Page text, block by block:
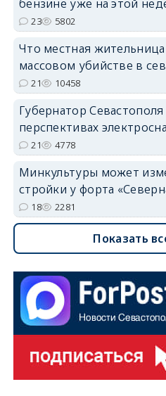
бензине уже на этой
23 5802
Что местная жительница
массовом убийстве в
21 10458
Губернатор Севастополя
перспективах
21 4778
Минкультуры может
стройки у форта
18 2281
Показать